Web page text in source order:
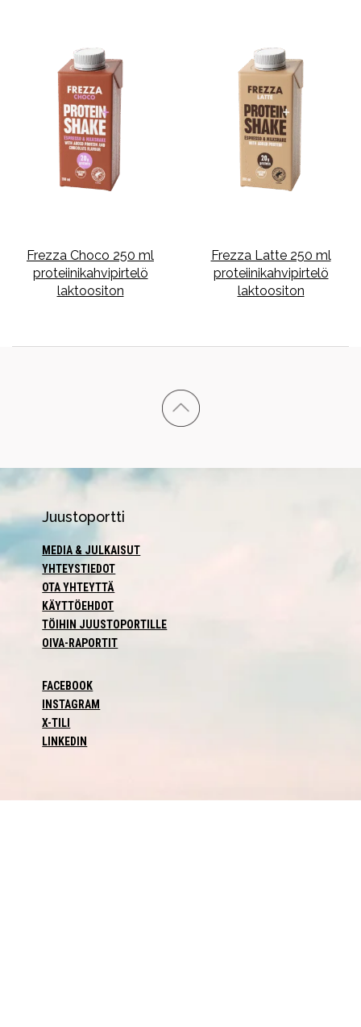
Frezza Choco 250 ml
proteiinikahvipirtelö
laktoositon
Frezza Latte 250 ml
proteiinikahvipirtelö
laktoositon
Juustoportti
MEDIA & JULKAISUT
YHTEYSTIEDOT
OTA YHTEYTTÄ
KÄYTTÖEHDOT
TÖIHIN JUUSTOPORTILLE
OIVA-RAPORTIT
FACEBOOK
INSTAGRAM
X-TILI
LINKEDIN